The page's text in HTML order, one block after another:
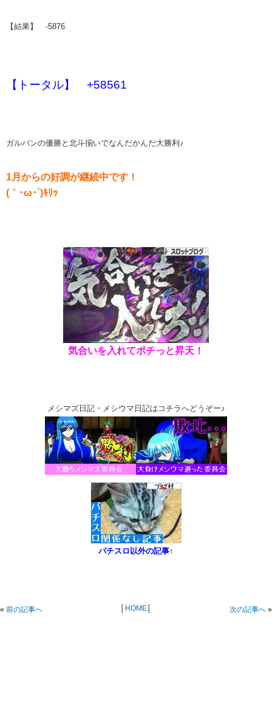
【結果】 -5876
【トータル】 +58561
ガルパンの優勝と北斗揃いでなんだかんだ大勝利♪
1月からの好調が継続中です！
(｀･ω･´)ｷﾘｯ
気合いを入れてポチっと昇天！
メシマズ日記・メシウマ日記はコチラへどうぞー♪
パチスロ以外の記事↑
« 前の記事へ HOME│ 次の記事へ »